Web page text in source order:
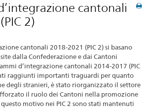
cantonali
2)
cantonali 2018‑2021 (PIC 2) si basano
dalla Confederazione e dai Cantoni
d’integrazione cantonali 2014-2017 (PIC
raggiunti importanti traguardi per quanto
degli stranieri, è stato riorganizzato il settore
il ruolo dei Cantoni nella promozione
motivo nei PIC 2 sono stati mantenuti